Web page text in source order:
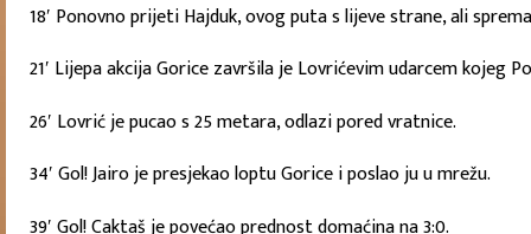
18′ Ponovno prijeti Hajduk, ovog puta s lijeve strane, ali
21′ Lijepa akcija Gorice završila je Lovrićevim udarcem kojeg
26′ Lovrić je pucao s 25 metara, odlazi pored vratnice.
34′ Gol! Jairo je presjekao loptu Gorice i poslao ju u mrežu.
39′ Gol! Caktaš je povećao prednost domaćina na 3:0.